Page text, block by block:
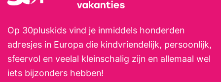
Op 30pluskids vind je inmiddels honderden
adresjes in Europa die kindvriendelijk, persoonlijk,
sfeervol en veelal kleinschalig zijn en allemaal wel
iets bijzonders hebben!